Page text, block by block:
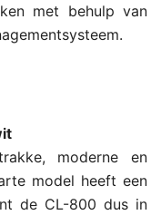
met behulp van
moderne en
model heeft een
de CL-800 dus in